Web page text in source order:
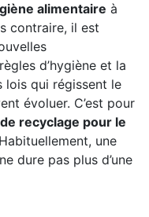
alimentaire à
contraire, il est
d’hygiène et la
lois qui régissent le
évoluer. C’est pour
recyclage pour le
une
dure pas plus d’une